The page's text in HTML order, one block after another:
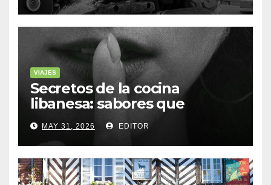
VIAJES
Secretos de la cocina
libanesa: sabores que
cuentan historias
MAY 31, 2026 EDITOR